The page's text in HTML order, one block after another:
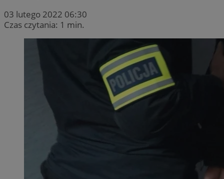
03 lutego 2022 06:30
Czas czytania: 1 min.